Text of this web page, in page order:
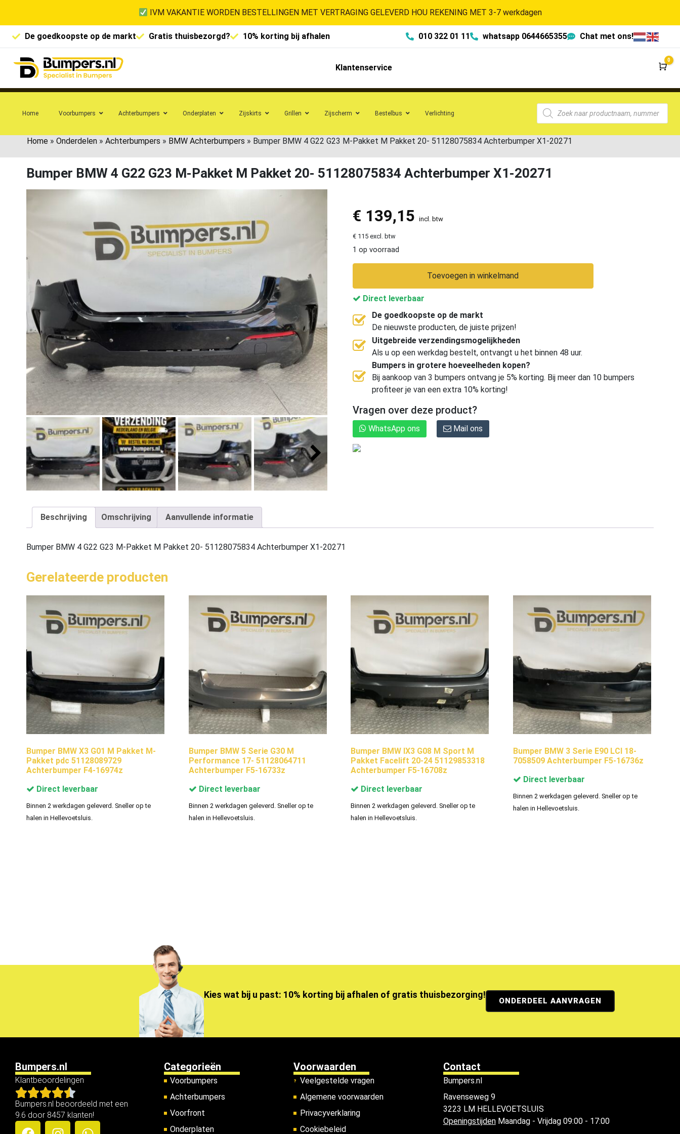
IVM VAKANTIE WORDEN BESTELLINGEN MET VERTRAGING GELEVERD HOU REKENING MET 3-7 werkdagen
De goedkoopste op de markt Gratis thuisbezorgd? 10% korting bij afhalen 010 322 01 11 whatsapp 0644665355 Chat met ons!
Klantenservice
0
Home Voorbumpers Achterbumpers Onderplaten Zijskirts Grillen Zijscherm Bestelbus Verlichting
Home » Onderdelen » Achterbumpers » BMW Achterbumpers » Bumper BMW 4 G22 G23 M-Pakket M Pakket 20- 51128075834 Achterbumper X1-20271
Bumper BMW 4 G22 G23 M-Pakket M Pakket 20- 51128075834 Achterbumper X1-20271
€ 139,15 incl. btw
€ 115 excl. btw
1 op voorraad
Toevoegen in winkelmand
Direct leverbaar
De goedkoopste op de markt
De nieuwste producten, de juiste prijzen!
Uitgebreide verzendingsmogelijkheden
Als u op een werkdag bestelt, ontvangt u het binnen 48 uur.
Bumpers in grotere hoeveelheden kopen?
Bij aankoop van 3 bumpers ontvang je 5% korting. Bij meer dan 10 bumpers
profiteer je van een extra 10% korting!
Vragen over deze product?
WhatsApp ons Mail ons
Beschrijving Omschrijving Aanvullende informatie
Bumper BMW 4 G22 G23 M-Pakket M Pakket 20- 51128075834 Achterbumper X1-20271
Gerelateerde producten
Bumper BMW X3 G01 M Pakket M-
Pakket pdc 51128089729
Achterbumper F4-16974z
Direct leverbaar
Binnen 2 werkdagen geleverd. Sneller op te
halen in Hellevoetsluis.
Bumper BMW 5 Serie G30 M
Performance 17- 51128064711
Achterbumper F5-16733z
Direct leverbaar
Binnen 2 werkdagen geleverd. Sneller op te
halen in Hellevoetsluis.
Bumper BMW IX3 G08 M Sport M
Pakket Facelift 20-24 51129853318
Achterbumper F5-16708z
Direct leverbaar
Binnen 2 werkdagen geleverd. Sneller op te
halen in Hellevoetsluis.
Bumper BMW 3 Serie E90 LCI 18-
7058509 Achterbumper F5-16736z
Direct leverbaar
Binnen 2 werkdagen geleverd. Sneller op te
halen in Hellevoetsluis.
Kies wat bij u past: 10% korting bij afhalen of gratis thuisbezorging!
ONDERDEEL AANVRAGEN
Bumpers.nl
Klantbeoordelingen
Bumpers.nl beoordeeld met een
9.6 door 8457 klanten!
Categorieën
Voorbumpers
Achterbumpers
Voorfront
Onderplaten
Voorwaarden
Veelgestelde vragen
Algemene voorwaarden
Privacyverklaring
Cookiebeleid
Contact
Bumpers.nl
Ravenseweg 9
3223 LM HELLEVOETSLUIS
OpeningstijdenMaandag - Vrijdag 09:00 - 17:00